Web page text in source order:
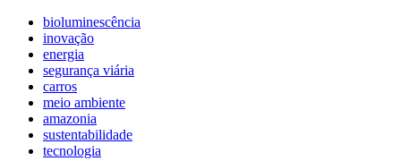
bioluminescência
inovação
energia
segurança viária
carros
meio ambiente
amazonia
sustentabilidade
tecnologia